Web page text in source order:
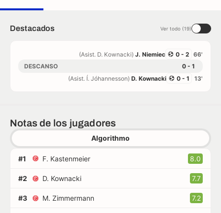
Destacados Ver todo (19)
66'
0 - 2
(Asist. D. Kownacki) J. Niemiec
DESCANSO
0 - 1
13'
0 - 1
(Asist. Í. Jóhannesson) D. Kownacki
Notas de los jugadores
Algorithmo
#1 F. Kastenmeier 8.0
#2 D. Kownacki 7.7
#3 M. Zimmermann 7.2